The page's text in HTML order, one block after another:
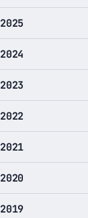
2025
2024
2023
2022
2021
2020
2019